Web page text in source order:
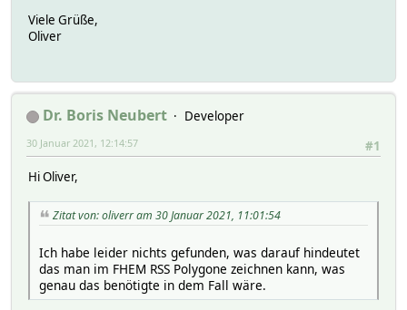
Viele Grüße,
Oliver
Dr. Boris Neubert
Developer
#1
30 Januar 2021, 12:14:57
Hi Oliver,
Zitat von: oliverr am 30 Januar 2021, 11:01:54
Ich habe leider nichts gefunden, was darauf hindeutet
das man im FHEM RSS Polygone zeichnen kann, was
genau das benötigte in dem Fall wäre.